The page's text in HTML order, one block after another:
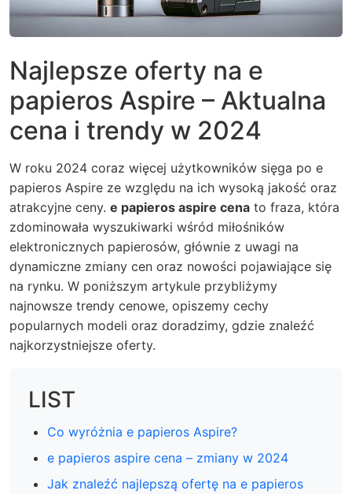
Najlepsze oferty na e
papieros Aspire – Aktualna
cena i trendy w 2024
W roku 2024 coraz więcej użytkowników sięga po e
papieros Aspire ze względu na ich wysoką jakość oraz
atrakcyjne ceny. e papieros aspire cena to fraza, która
zdominowała wyszukiwarki wśród miłośników
elektronicznych papierosów, głównie z uwagi na
dynamiczne zmiany cen oraz nowości pojawiające się
na rynku. W poniższym artykule przybliżymy
najnowsze trendy cenowe, opiszemy cechy
popularnych modeli oraz doradzimy, gdzie znaleźć
najkorzystniejsze oferty.
LIST
Co wyróżnia e papieros Aspire?
e papieros aspire cena – zmiany w 2024
Jak znaleźć najlepszą ofertę na e papieros